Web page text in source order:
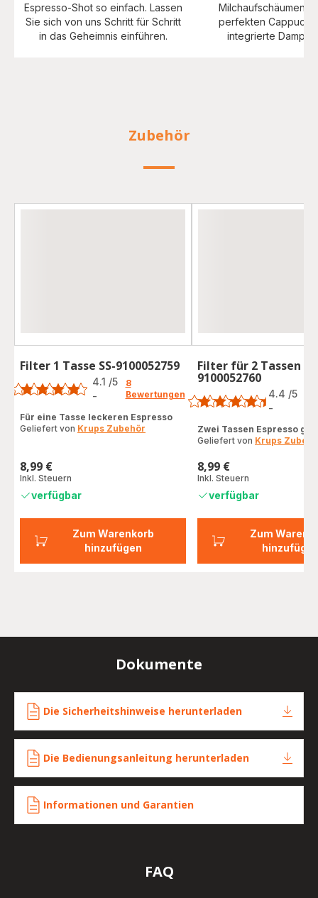
Espresso-Shot so einfach. Lassen
Sie sich von uns Schritt für Schritt
in das Geheimnis einführen.
Milchaufschäumen
perfekten
integrierte
Zubehör
Zum Warenkorb
hinzufügen
Filter 1 Tasse SS-9100052759
Bewertung
4.1 /5
-
8
Bewertungen
Für eine Tasse leckeren Espresso
Geliefert von Krups Zubehör
Preis
8,99 €
Inkl. Steuern
verfügbar
Zum
Filter für 2 Tassen
9100052760
Bewertung
4.4 /5
-
Zwei Tassen Espresso
Geliefert von Krups
Preis
8,99 €
Inkl. Steuern
verfügbar
Dokumente
Die Sicherheitshinweise herunterladen
Die Bedienungsanleitung herunterladen
Informationen und Garantien
FAQ